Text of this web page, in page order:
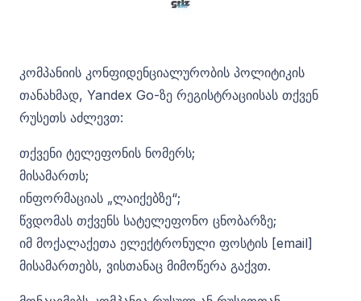
კომპანიის კონფიდენციალურობის პოლიტიკის
თანახმად, Yandex Go-ზე რეგისტრაციისას თქვენ
რუსეთს აძლევთ:
თქვენი ტელეფონის ნომერს;
მისამართს;
ინფორმაციას „ლაიქებზე“;
წვდომას თქვენს სატელეფონო ცნობარზე;
იმ მოქალაქეთა ელექტრონული ფოსტის [email]
მისამართებს, ვისთანაც მიმოწერა გაქვთ.